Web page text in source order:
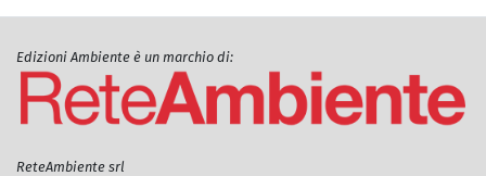
Edizioni Ambiente è un marchio di:
ReteAmbiente srl